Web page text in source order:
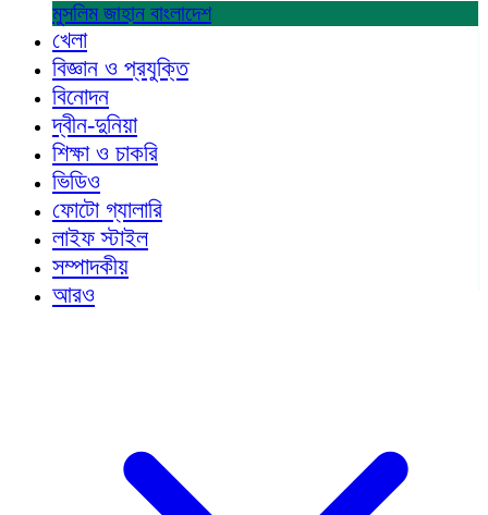
মুসলিম জাহান বাংলাদেশ
খেলা
বিজ্ঞান ও প্রযুক্তি
বিনোদন
দ্বীন-দুনিয়া
শিক্ষা ও চাকরি
ভিডিও
ফোটো গ্যালারি
লাইফ স্টাইল
সম্পাদকীয়
আরও